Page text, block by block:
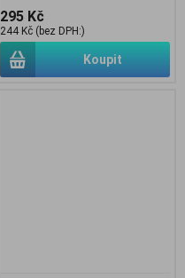
295 Kč
244 Kč (bez DPH:)
Koupit